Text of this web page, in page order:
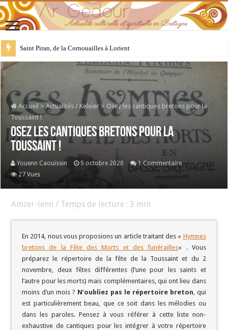
28 juillet : Saint Samson de Dol, père de la Bretagne chrétienne
Accueil > Actualités / Keleier > Osez les cantiques bretons pour la
Toussaint !
Osez les cantiques bretons pour la
Toussaint !
Youenn Caouissin 5 octobre 2020
1 Commentaire
27 Vues
Amzer-lenn / Temps de lecture :3 min
En 2014, nous vous proposions un article traitant des « Hymnes
bretons de la Fête des Morts et des funérailles« . Vous
préparez le répertoire de la fête de la Toussaint et du 2
novembre, deux fêtes différentes (l’une pour les saints et
l’autre pour les morts) mais complémentaires, qui ont lieu dans
moins d’un mois ? N’oubliez pas le répertoire breton , qui
est particulièrement beau, que ce soit dans les mélodies ou
dans les paroles. Pensez à vous référer à cette liste non-
exhaustive de cantiques pour les intégrer à votre répertoire